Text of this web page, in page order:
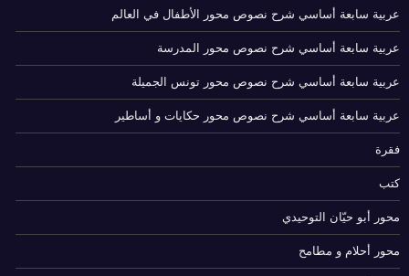
عربية سابعة أساسي شرح نصوص محور الأطفال في العالم
عربية سابعة أساسي شرح نصوص محور المدرسة
عربية سابعة أساسي شرح نصوص محور تونس الجميلة
عربية سابعة أساسي شرح نصوص محور حكايات و أساطير
فقرة
كتب
محور أبو حيّان التوحيدي
محور أحلام و مطامح